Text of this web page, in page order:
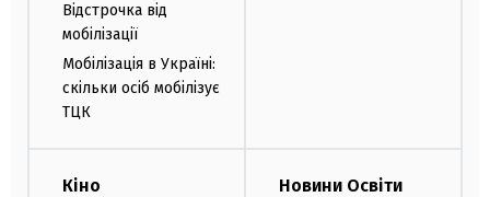
Відстрочка від
мобілізації
Мобілізація в Україні:
скільки осіб мобілізує
ТЦК
Кіно Новини Освіти